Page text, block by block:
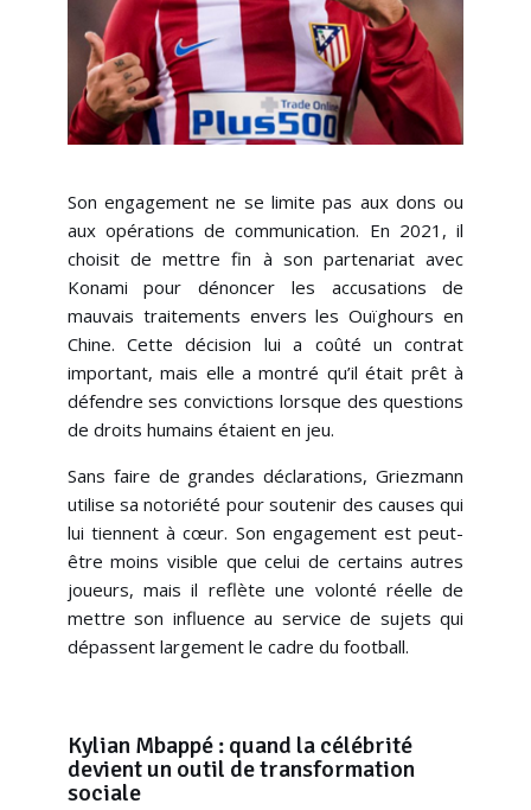
Son engagement ne se limite pas aux dons ou
aux opérations de communication. En 2021, il
choisit de mettre fin à son partenariat avec
Konami pour dénoncer les accusations de
mauvais traitements envers les Ouïghours en
Chine. Cette décision lui a coûté un contrat
important, mais elle a montré qu’il était prêt à
défendre ses convictions lorsque des questions
de droits humains étaient en jeu.
Sans faire de grandes déclarations, Griezmann
utilise sa notoriété pour soutenir des causes qui
lui tiennent à cœur. Son engagement est peut-
être moins visible que celui de certains autres
joueurs, mais il reflète une volonté réelle de
mettre son influence au service de sujets qui
dépassent largement le cadre du football.
Kylian Mbappé : quand la célébrité
devient un outil de transformation
sociale